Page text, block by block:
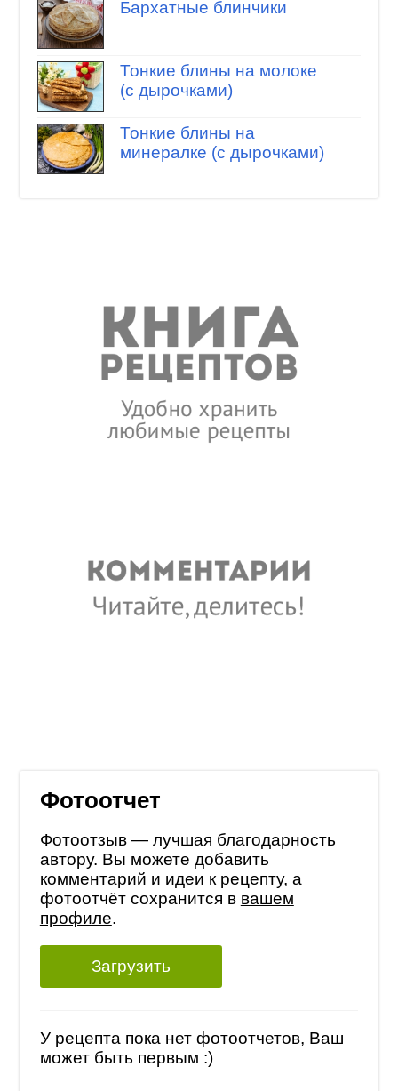
Бархатные блинчики
Тонкие блины на молоке
(с дырочками)
Тонкие блины на
минералке (с дырочками)
Фотоотчет
Фотоотзыв — лучшая благодарность
автору. Вы можете добавить
комментарий и идеи к рецепту, а
фотоотчёт сохранится в вашем
профиле.
Загрузить
У рецепта пока нет фотоотчетов, Ваш
может быть первым :)